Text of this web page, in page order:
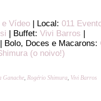
e Vídeo | Local: 011
| Buffet:Vivi Barros |
| Bolo, Doces e Macarons:
(o noivo!)
Ganache Rogério Shimura Vivi Barros